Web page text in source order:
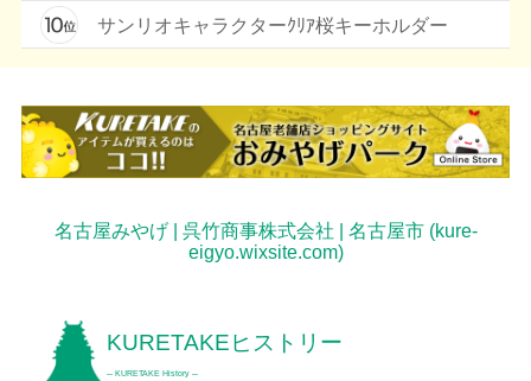
サンリオキャラクターｸﾘｱ桜キーホルダー
名古屋みやげ | 呉竹商事株式会社 | 名古屋市 (kure-
eigyo.wixsite.com)
KURETAKEヒストリー
─ KURETAKE History ─